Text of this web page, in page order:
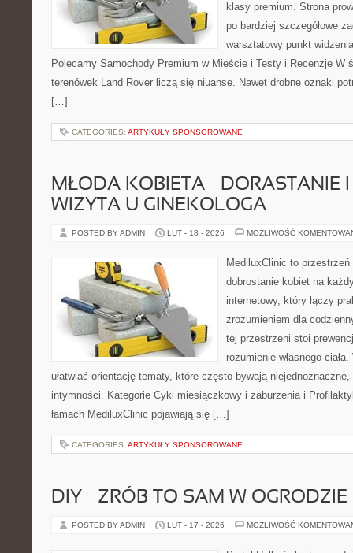
klasy premium. Strona
po bardziej szczegółowe
warsztatowy punkt
Polecamy Samochody Premium w Mieście i Testy i Recenzje W
terenówek Land Rover liczą się niuanse. Nawet drobne oznaki
[…]
CATEGORIES: ARTYKUŁY SPONSOROWANE
MŁODA KOBIETA – DORASTANIE
WIZYTA U GINEKOLOGA
POSTED BY ADMIN LUT - 18 - 2026 MOŻLIWOŚĆ
MediluxClinic to
dobrostanie kobiet na
internetowy, który łączy
zrozumieniem dla
tej przestrzeni stoi
rozumienie własnego
ułatwiać orientację tematy, które często bywają
intymności. Kategorie Cykl miesiączkowy i zaburzenia i
łamach MediluxClinic pojawiają się […]
CATEGORIES: ARTYKUŁY SPONSOROWANE
DIY – ZRÓB TO SAM W OGRODZIE
POSTED BY ADMIN LUT - 17 - 2026 MOŻLIWOŚĆ